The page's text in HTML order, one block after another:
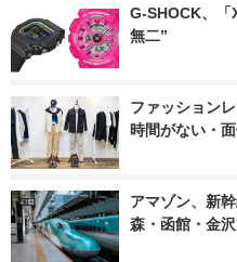
G-SHOCK、「
無二”
ファッション
時間がない・
アマゾン、新
森・函館・金